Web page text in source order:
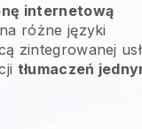
internetową
różne języki
zintegrowanej
tłumaczeń